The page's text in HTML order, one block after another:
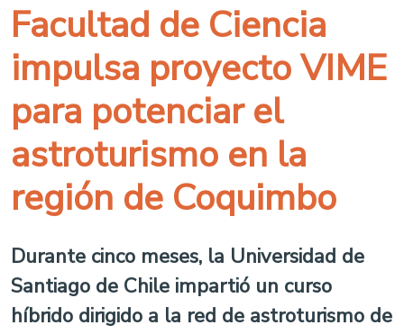
Facultad de Ciencia
impulsa proyecto VIME
para potenciar el
astroturismo en la
región de Coquimbo
Durante cinco meses, la Universidad de
Santiago de Chile impartió un curso
híbrido dirigido a la red de astroturismo de